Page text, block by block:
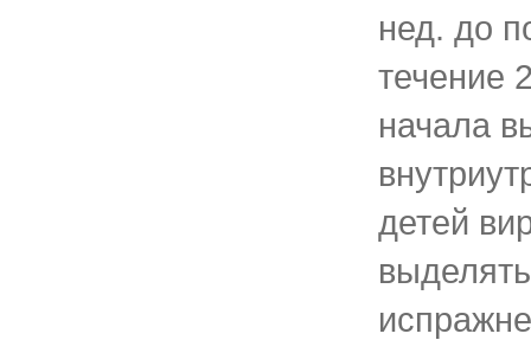
нед. до
течение
начала
детей